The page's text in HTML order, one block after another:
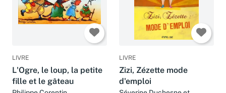
LIVRE
L'Ogre, le loup, la petite
fille et le gâteau
LIVRE
Zizi, Zézette mode
d'emploi